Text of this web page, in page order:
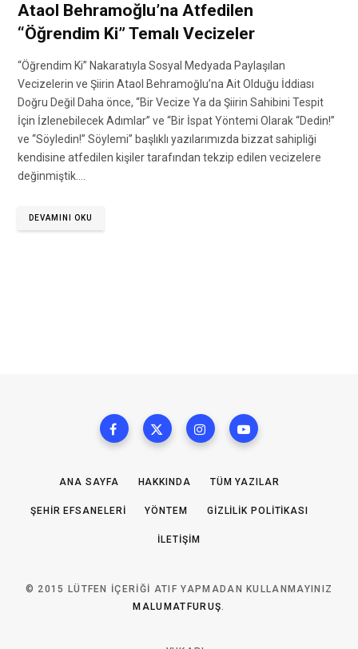
Ataol Behramoğlu’na Atfedilen
“Öğrendim Ki” Temalı Vecizeler
“Öğrendim Ki” Nakaratıyla Sosyal Medyada Paylaşılan
Vecizelerin ve Şiirin Ataol Behramoğlu’na Ait Olduğu İddiası
Doğru Değil Daha önce, “Bir Vecize Ya da Şiirin Sahibini Tespit
İçin İzlenebilecek Adımlar” ve “Bir İspat Yöntemi Olarak “Dedin!”
ve “Söyledin!” Söylemi” başlıklı yazılarımızda bizzat sahipliği
kendisine atfedilen kişiler tarafından tekzip edilen vecizelere
değinmiştik.…
DEVAMINI OKU
ANA SAYFA HAKKINDA TÜM YAZILAR
ŞEHIR EFSANELERI YÖNTEM GIZLILIK POLITIKASI
İLETIŞIM
© 2015 LÜTFEN IÇERIĞI ATIF YAPMADAN KULLANMAYINIZ
MALUMATFURUŞ.